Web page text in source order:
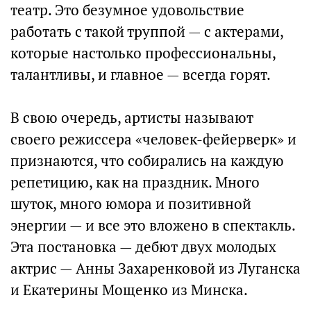
театр. Это безумное удовольствие
работать с такой труппой — с актерами,
которые настолько профессиональны,
талантливы, и главное — всегда горят.
В свою очередь, артисты называют
своего режиссера «человек-фейерверк» и
признаются, что собирались на каждую
репетицию, как на праздник. Много
шуток, много юмора и позитивной
энергии — и все это вложено в спектакль.
Эта постановка — дебют двух молодых
актрис — Анны Захаренковой из Луганска
и Екатерины Мощенко из Минска.